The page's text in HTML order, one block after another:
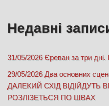
Недавні
31/05/2026 Єреван за три дні.
29/05/2026 Два основних
ДАЛЕКИЙ СХІД ВІДІЙДУТЬ
РОЗЛІЗЕТЬСЯ ПО ШВАХ